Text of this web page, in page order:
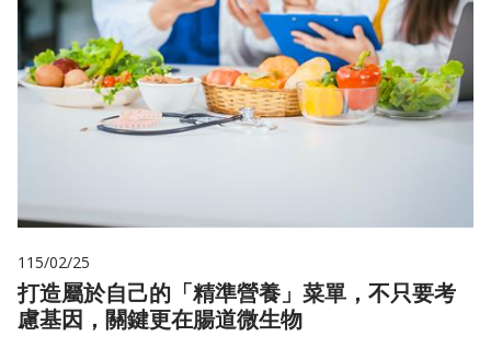
115/02/25
打造屬於自己的「精準營養」菜單，不只要考
慮基因，關鍵更在腸道微生物